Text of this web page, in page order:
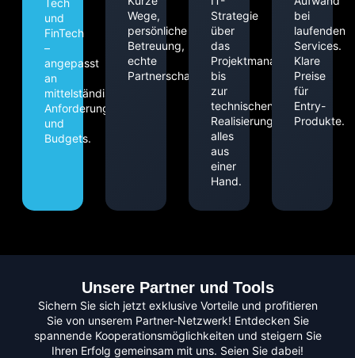
und
FinTech
–
angepasst
an
mittelständische
Anforderungen
und
Budgets.
Wege,
persönliche
Betreuung,
echte
Partnerschaft.
Strategie
über
das
Projektmanagement
bis
zur
technischen
Realisierung:
alles
aus
einer
Hand.
bei
laufenden
Services.
Klare
Preise
für
Entry-
Produkte.
Unsere Partner und Tools
Sichern Sie sich jetzt exklusive Vorteile und profitieren
Sie von unserem Partner-Netzwerk! Entdecken Sie
spannende Kooperationsmöglichkeiten und steigern Sie
Ihren Erfolg gemeinsam mit uns. Seien Sie dabei!